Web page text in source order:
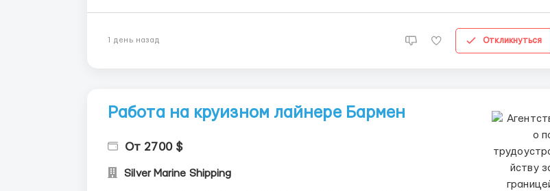
1 день назад Откликнуться
Работа на круизном лайнере Бармен
От 2700 $
Silver Marine Shipping